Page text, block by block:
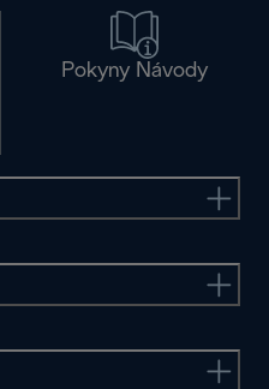
Pokyny Návody